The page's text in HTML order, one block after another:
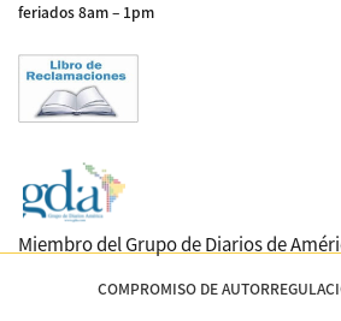
feriados 8am – 1pm
Miembro del Grupo de Diarios de
COMPROMISO DE